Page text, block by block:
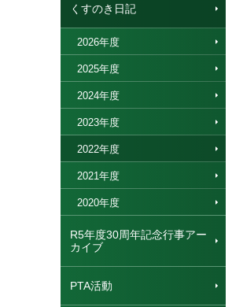
くすのき日記
2026年度
2025年度
2024年度
2023年度
2022年度
2021年度
2020年度
R5年度30周年記念行事アー
カイブ
PTA活動